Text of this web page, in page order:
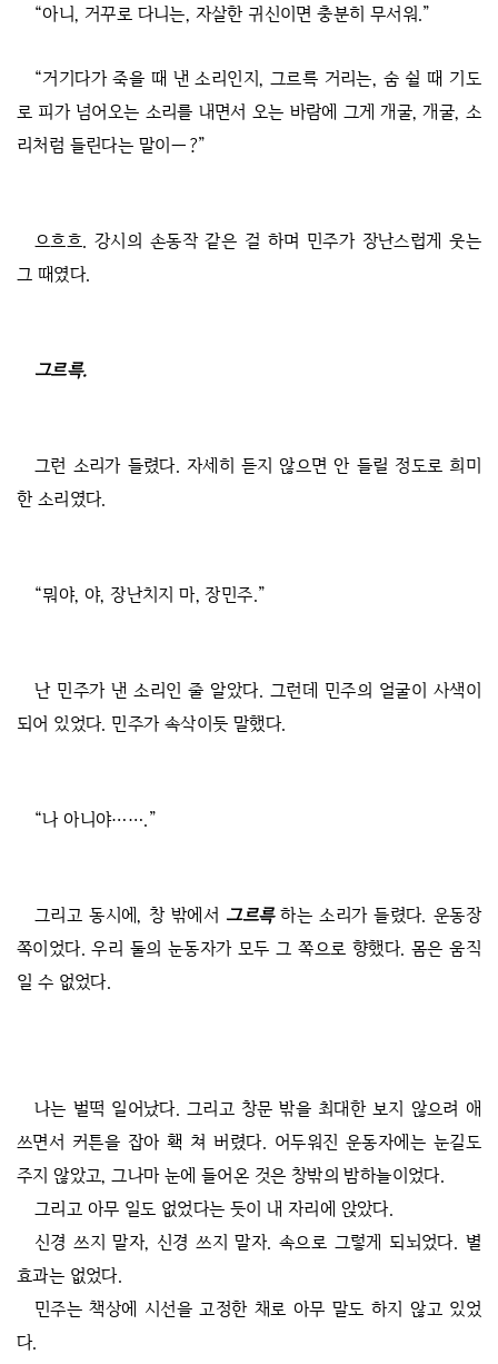
“아니, 거꾸로 다니는, 자살한 귀신이면 충분히 무서워.”
“거기다가 죽을 때 낸 소리인지, 그르륵 거리는, 숨 쉴 때 기도
로 피가 넘어오는 소리를 내면서 오는 바람에 그게 개굴, 개굴, 소
리처럼 들린다는 말이―?”
으흐흐. 강시의 손동작 같은 걸 하며 민주가 장난스럽게 웃는
그 때였다.
그르륵.
그런 소리가 들렸다. 자세히 듣지 않으면 안 들릴 정도로 희미
한 소리였다.
“뭐야, 야, 장난치지 마, 장민주.”
난 민주가 낸 소리인 줄 알았다. 그런데 민주의 얼굴이 사색이
되어 있었다. 민주가 속삭이듯 말했다.
“나 아니야…….”
그리고 동시에, 창 밖에서그르륵하는 소리가 들렸다. 운동장
쪽이었다. 우리 둘의 눈동자가 모두 그 쪽으로 향했다. 몸은 움직
일 수 없었다.
나는 벌떡 일어났다. 그리고 창문 밖을 최대한 보지 않으려 애
쓰면서 커튼을 잡아 홱 쳐 버렸다. 어두워진 운동자에는 눈길도
주지 않았고, 그나마 눈에 들어온 것은 창밖의 밤하늘이었다.
그리고 아무 일도 없었다는 듯이 내 자리에 앉았다.
신경 쓰지 말자, 신경 쓰지 말자. 속으로 그렇게 되뇌었다. 별
효과는 없었다.
민주는 책상에 시선을 고정한 채로 아무 말도 하지 않고 있었
다.